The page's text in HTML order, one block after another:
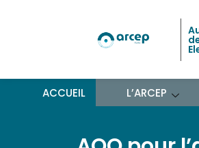
ACCUEIL L’ARCEP